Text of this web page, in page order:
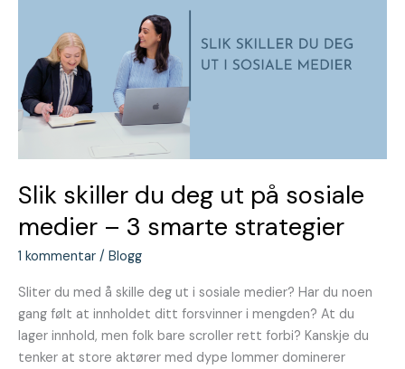
Slik skiller du deg ut på sosiale
medier – 3 smarte strategier
1 kommentar / Blogg
Sliter du med å skille deg ut i sosiale medier? Har du noen
gang følt at innholdet ditt forsvinner i mengden? At du
lager innhold, men folk bare scroller rett forbi? Kanskje du
tenker at store aktører med dype lommer dominerer
på
sosiale
medier
–
3
strategier